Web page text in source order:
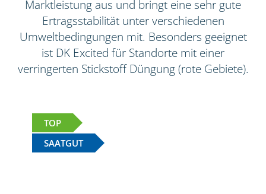
Marktleistung aus und bringt eine sehr gute
Ertragsstabilität unter verschiedenen
Umweltbedingungen mit. Besonders geeignet
ist DK Excited für Standorte mit einer
verringerten Stickstoff Düngung (rote Gebiete).
TOP
SAATGUT